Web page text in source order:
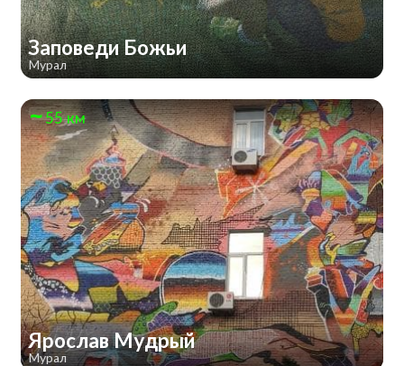
Заповеди Божьи
Мурал
55 км
Ярослав Мудрый
Мурал